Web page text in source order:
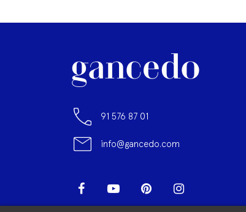
91 576 87 01
info@gancedo.com
Facebook YouTube Pinterest
LinkedIn